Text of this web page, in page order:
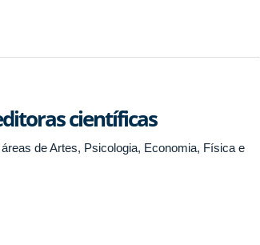
científicas
de Artes, Psicologia, Economia, Física e